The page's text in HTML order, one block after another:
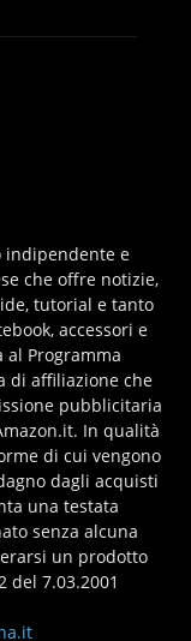
e
che offre notizie,
tutorial e tanto
accessori e
al Programma
di affiliazione che
pubblicitaria
In qualità
di cui vengono
dagli acquisti
una testata
senza alcuna
un prodotto
del 7.03.2001